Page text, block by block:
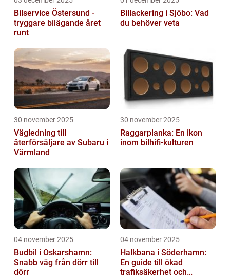
Bilservice Östersund -
tryggare bilägande året
runt
Billackering i Sjöbo: Vad
du behöver veta
30 november 2025
Vägledning till
återförsäljare av Subaru i
Värmland
30 november 2025
Raggarplanka: En ikon
inom bilhifi-kulturen
04 november 2025
Budbil i Oskarshamn:
Snabb väg från dörr till
dörr
04 november 2025
Halkbana i Söderhamn:
En guide till ökad
trafiksäkerhet och